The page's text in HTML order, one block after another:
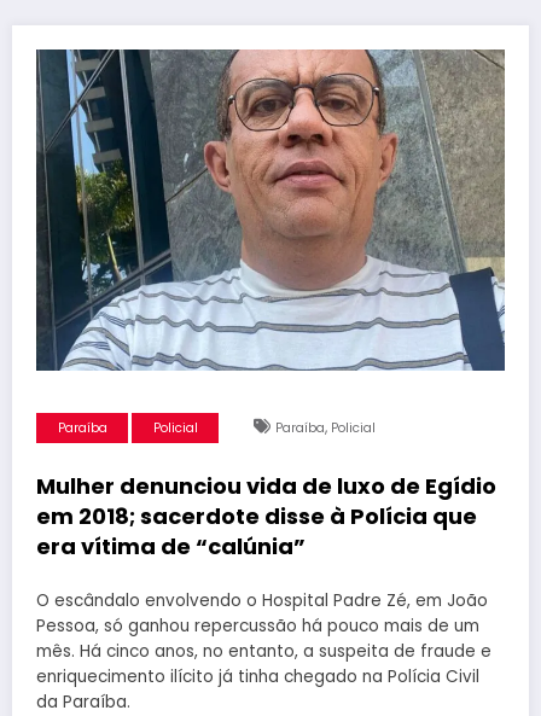
Paraíba Policial Paraíba, Policial
Mulher denunciou vida de luxo de Egídio
em 2018; sacerdote disse à Polícia que
era vítima de “calúnia”
O escândalo envolvendo o Hospital Padre Zé, em João
Pessoa, só ganhou repercussão há pouco mais de um
mês. Há cinco anos, no entanto, a suspeita de fraude e
enriquecimento ilícito já tinha chegado na Polícia Civil
da Paraíba.